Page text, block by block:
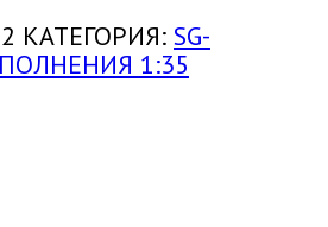
КАТЕГОРИЯ: SG-
1:35